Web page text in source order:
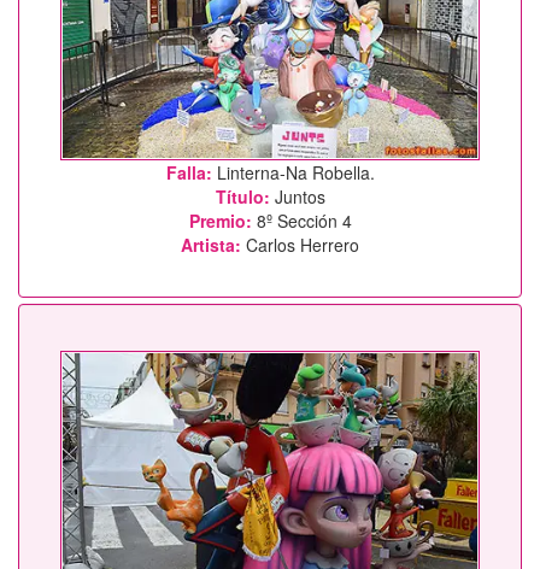
Falla: Linterna-Na Robella.
Título: Juntos
Premio: 8º Sección 4
Artista: Carlos Herrero